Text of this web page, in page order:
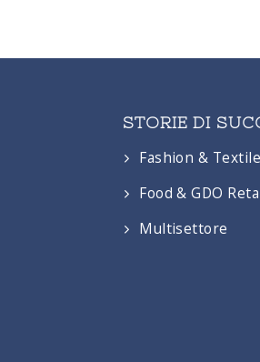
STORIE DI
Fashion & Textile
Food & GDO
Multisettore